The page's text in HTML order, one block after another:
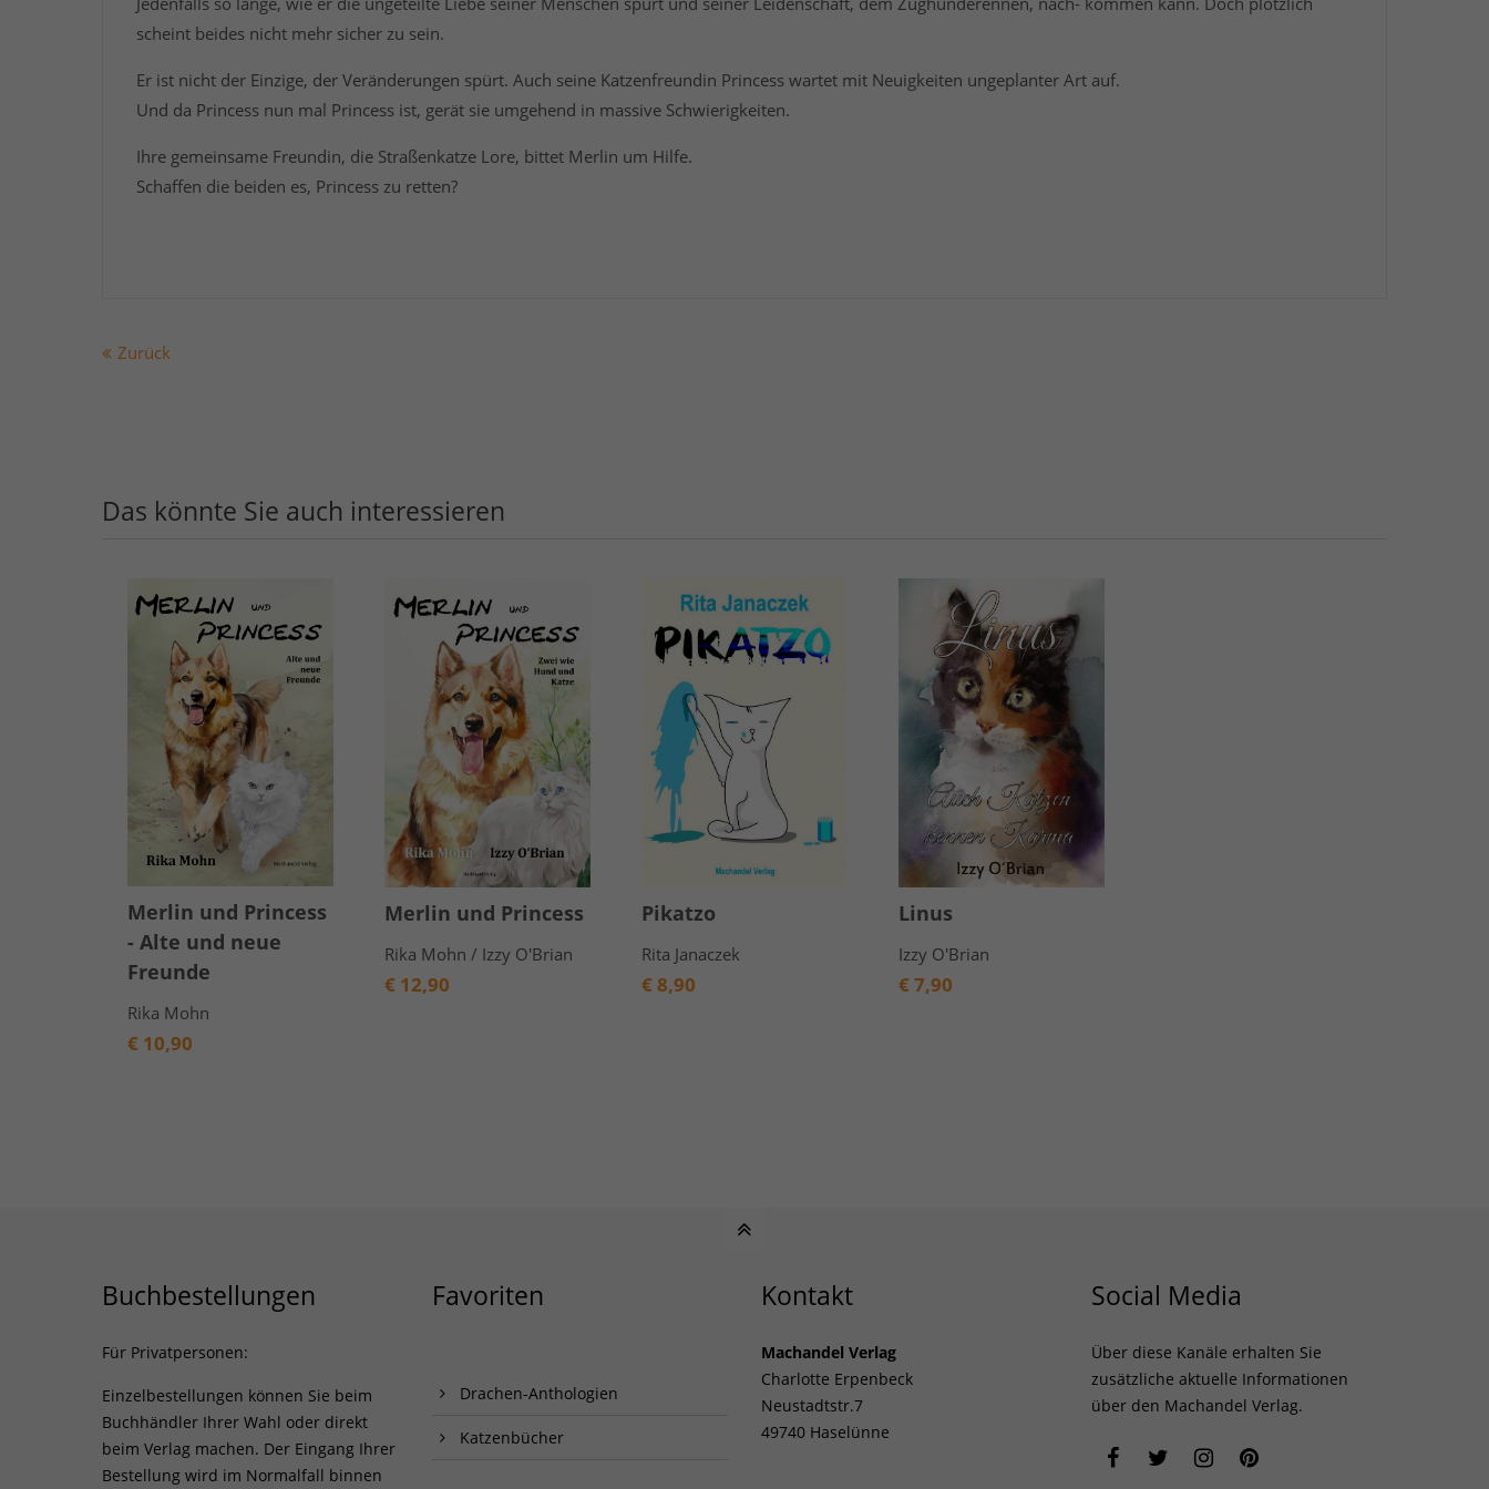
scheint beides nicht mehr sicher zu sein.
Er ist nicht der Einzige, der Veränderungen spürt. Auch seine Katzenfreundin Princess wartet mit Neuigkeiten ungeplanter Art auf.
Und da Princess nun mal Princess ist, gerät sie umgehend in massive Schwierigkeiten.
Ihre gemeinsame Freundin, die Straßenkatze Lore, bittet Merlin um Hilfe.
Schaffen die beiden es, Princess zu retten?
Zurück
Das könnte Sie auch interessieren
Merlin und Princess
- Alte und neue
Freunde
Rika Mohn
€ 10,90
Merlin und Princess
Rika Mohn / Izzy O'Brian
€ 12,90
Pikatzo
Rita Janaczek
€8,90
Linus
Izzy O'Brian
€7,90
Buchbestellungen
Für Privatpersonen:
Einzelbestellungen können Sie beim
Buchhändler Ihrer Wahl oder direkt
beim Verlag machen. Der Eingang Ihrer
Bestellung wird im Normalfall binnen
Favoriten
Drachen-Anthologien
Katzenbücher
Kontakt
Machandel Verlag
Charlotte Erpenbeck
Neustadtstr.7
49740 Haselünne
Social Media
Über diese Kanäle erhalten Sie
zusätzliche aktuelle Informationen
über den Machandel Verlag.